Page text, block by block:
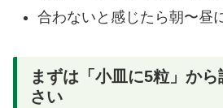
合わないと感じたら朝〜昼
まずは「小皿に5粒」か
さい